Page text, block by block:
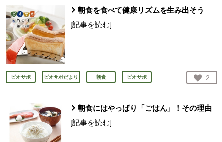
朝食を食べて健康リズムを生み出そう
[記事を読む]
ビオサポ ビオサポだより 朝食 ビオサポ お気
2
人
朝食にはやっぱり「ごはん」！その理由
[記事を読む]